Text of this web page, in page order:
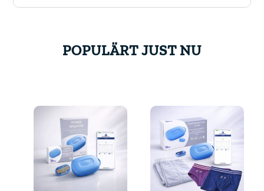
POPULÄRT JUST NU